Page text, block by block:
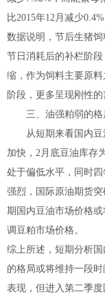
比2015年12月减少
数据说明，节后生猪
节日消耗后的补栏阶
缩，作为饲料主要原
阶段，更多呈现刚性
三、油强粕弱的格
从短期来看国内豆
加快，2月底豆油库存
处于偏低水平，同时
强烈，国际原油期货
期国内豆油市场价格
调豆粕市场价格。
综上所述，短期分析
的格局或将维持一段
表现，但进入第二季